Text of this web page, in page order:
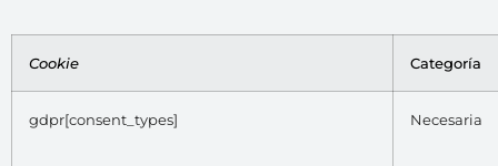
Cookie Categoría
gdpr[consent_types] Necesaria